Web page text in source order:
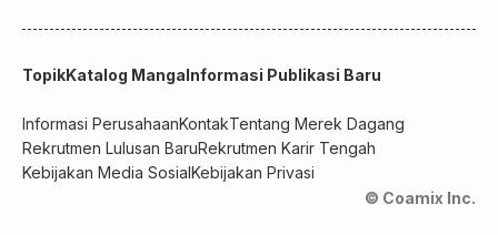
TopikKatalog MangaInformasi Publikasi Baru
Informasi PerusahaanKontakTentang Merek Dagang
Rekrutmen Lulusan BaruRekrutmen Karir Tengah
Kebijakan Media SosialKebijakan Privasi
© Coamix Inc.